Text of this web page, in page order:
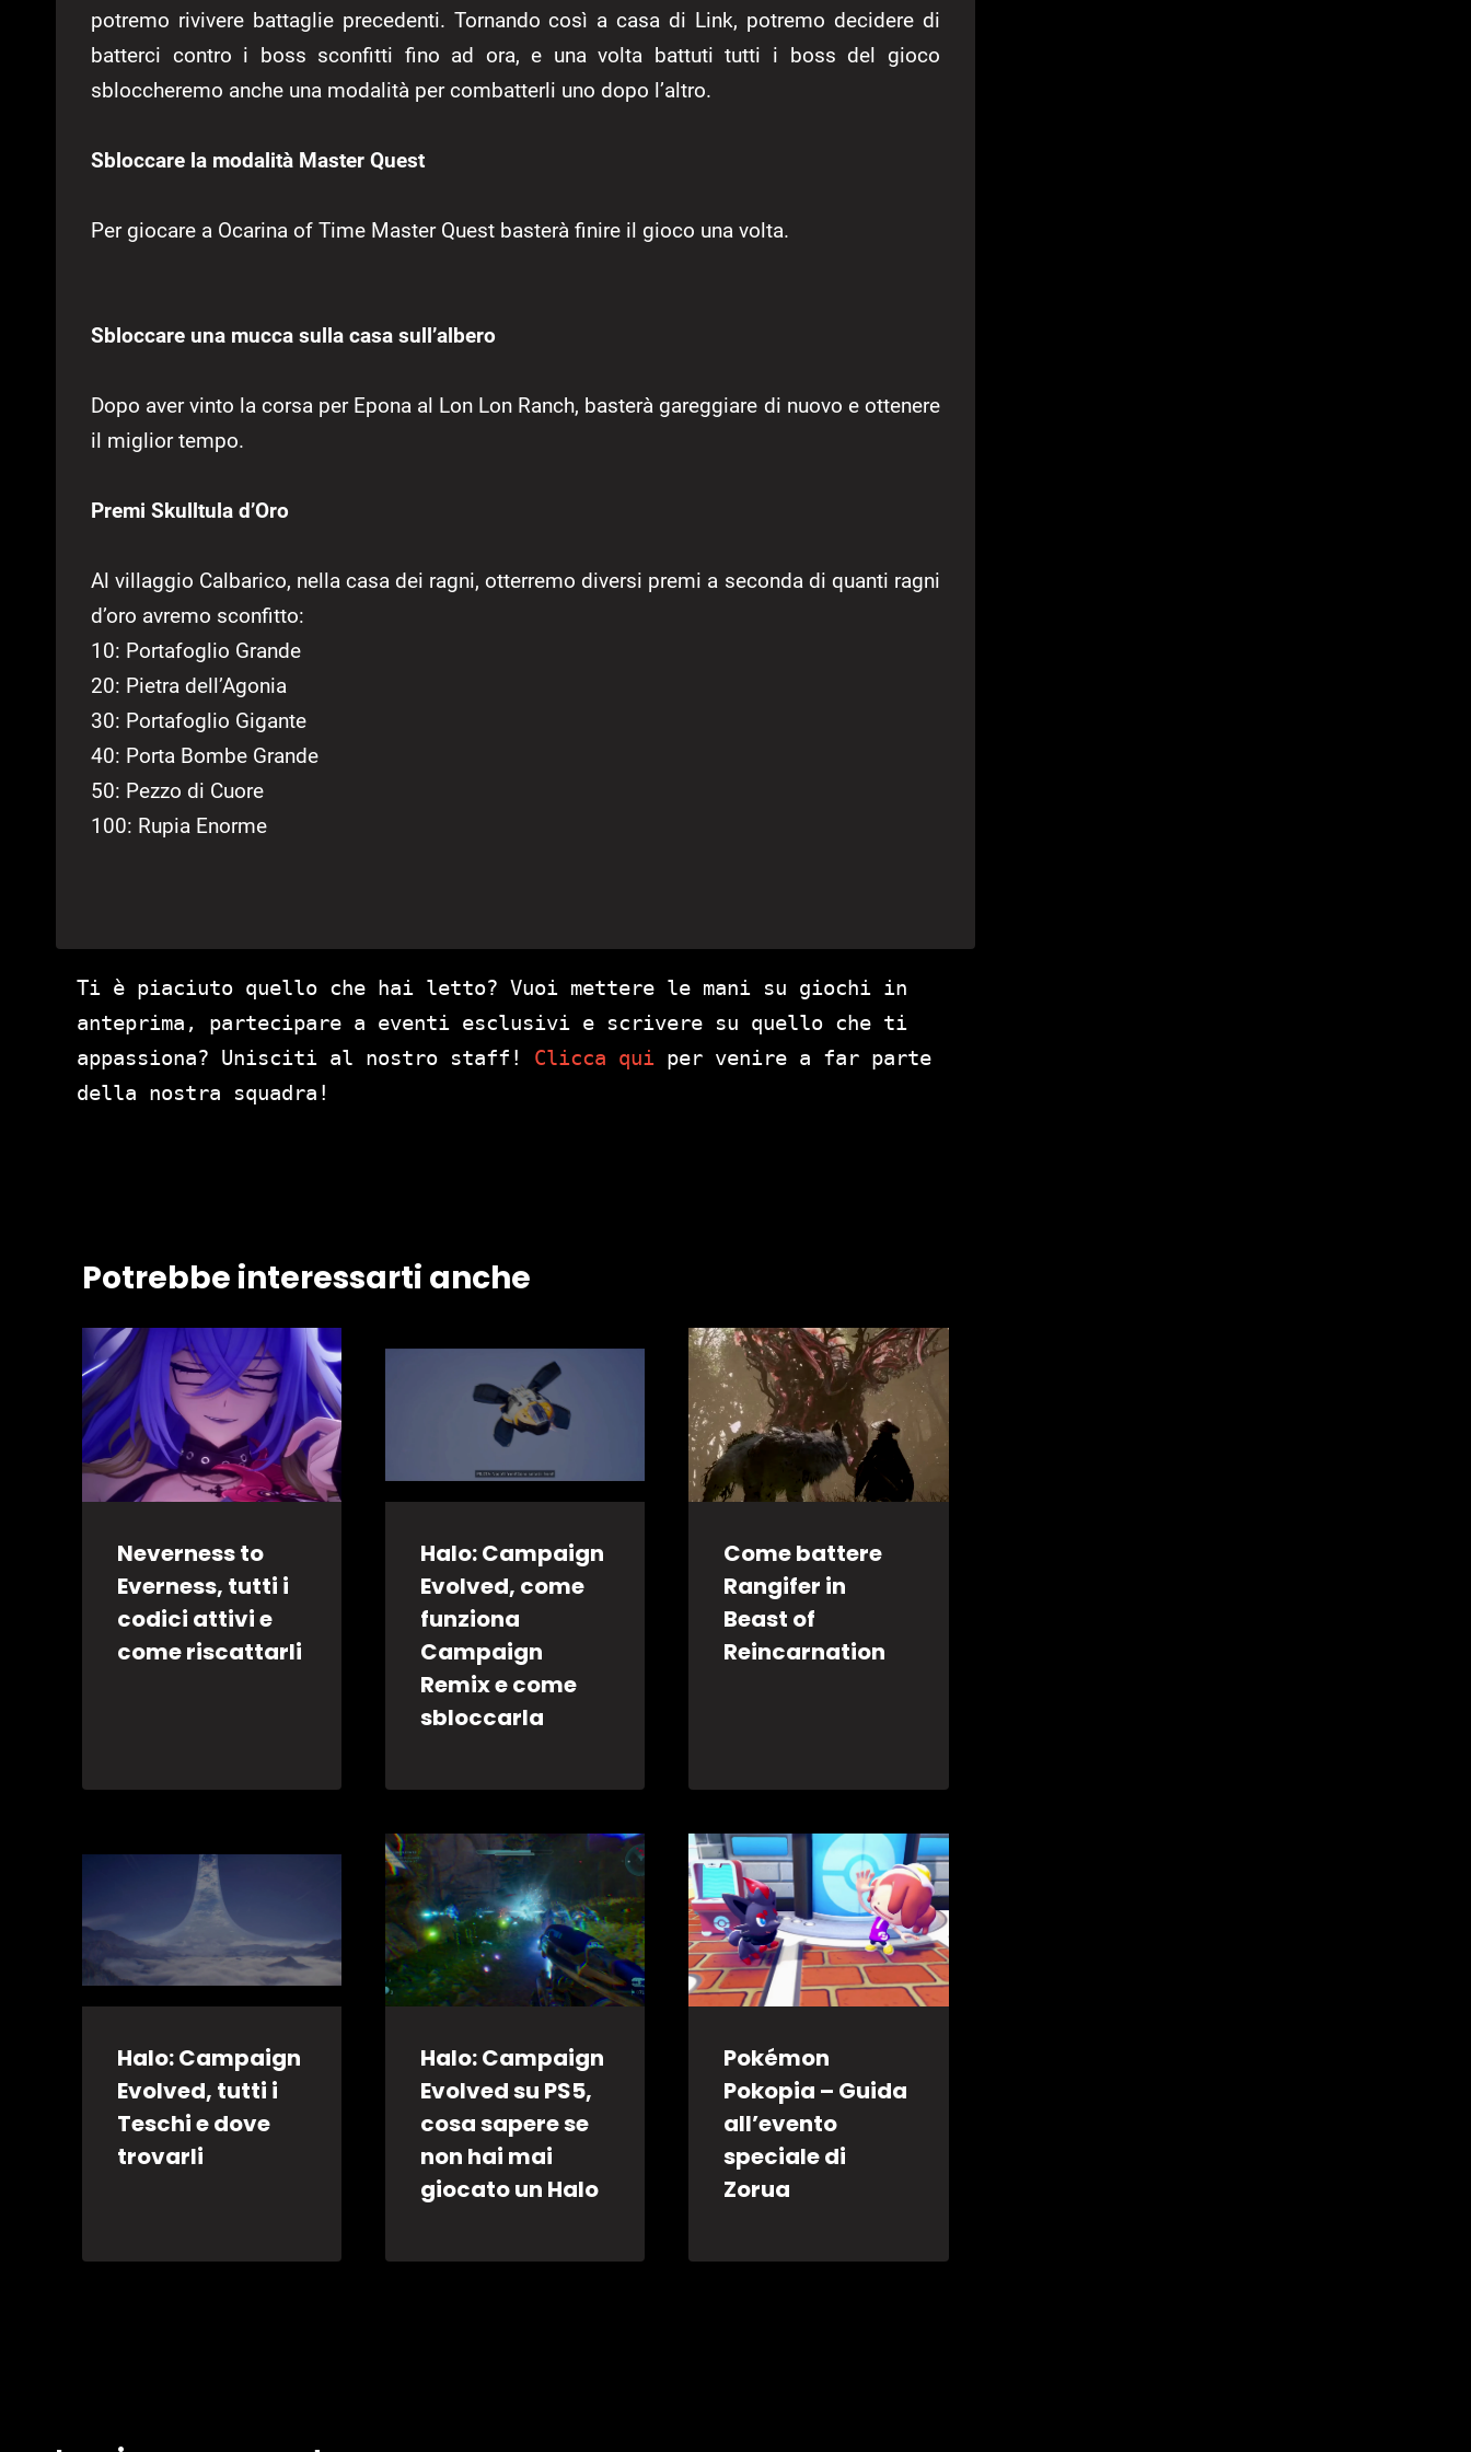
potremo rivivere battaglie precedenti. Tornando così a casa di Link, potremo decidere di
batterci contro i boss sconfitti fino ad ora, e una volta battuti tutti i boss del gioco
sbloccheremo anche una modalità per combatterli uno dopo l’altro.
Sbloccare la modalità Master Quest
Per giocare a Ocarina of Time Master Quest basterà finire il gioco una volta.
Sbloccare una mucca sulla casa sull’albero
Dopo aver vinto la corsa per Epona al Lon Lon Ranch, basterà gareggiare di nuovo e ottenere
il miglior tempo.
Premi Skulltula d’Oro
Al villaggio Calbarico, nella casa dei ragni, otterremo diversi premi a seconda di quanti ragni
d’oro avremo sconfitto:
10: Portafoglio Grande
20: Pietra dell’Agonia
30: Portafoglio Gigante
40: Porta Bombe Grande
50: Pezzo di Cuore
100: Rupia Enorme
Ti è piaciuto quello che hai letto? Vuoi mettere le mani su giochi in
anteprima, partecipare a eventi esclusivi e scrivere su quello che ti
appassiona? Unisciti al nostro staff! Clicca qui per venire a far parte
della nostra squadra!
Potrebbe interessarti anche
Neverness to
Everness, tutti i
codici attivi e
come riscattarli
Halo: Campaign
Evolved, come
funziona
Campaign
Remix e come
sbloccarla
Come battere
Rangifer in
Beast of
Reincarnation
Halo: Campaign
Evolved, tutti i
Teschi e dove
trovarli
Halo: Campaign
Evolved su PS5,
cosa sapere se
non hai mai
giocato un Halo
Pokémon
Pokopia – Guida
all’evento
speciale di
Zorua